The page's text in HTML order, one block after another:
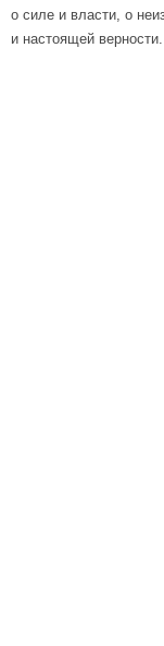
о силе и власти, о
и настоящей верности.